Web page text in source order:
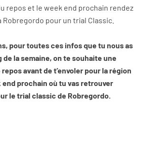
repos et le week end prochain rendez
Robregordo pour un trial Classic.
pour toutes ces infos que tu nous as
la semaine, on te souhaite une
avant de t’envoler pour la région
end prochain où tu vas retrouver
le trial classic de Robregordo.